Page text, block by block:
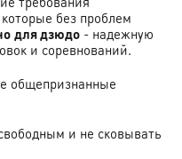
без проблем
для дзюдо - надежную
и соревнований.
общепризнанные
и не сковывать